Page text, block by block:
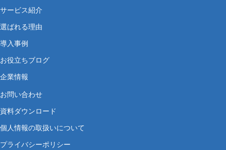
サービス紹介
選ばれる理由
導入事例
お役立ちブログ
企業情報
お問い合わせ
資料ダウンロード
個人情報の取扱いについて
プライバシーポリシー